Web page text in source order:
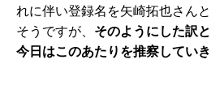
れに伴い登録名を矢崎拓也さん
そうですが、 そのようにした訳
今日はこのあたりを推察していき